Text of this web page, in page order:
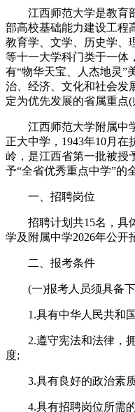
江西师范大学是教育部
部高校基础能力建设工程
教育学、文学、历史学、
等十一大学科门类于一体
有“物华天宝、人杰地灵”
治、经济、文化和社会发
定为优先发展的省属重点(
江西师范大学附属中学
正大中学，1943年10月
岭，是江西省第一批被授
予“全省优秀重点中学”的
一、招聘岗位
招聘计划共15名，具
学及附属中学2026年公开
二、报考条件
(一)报考人员须具备下
1.具有中华人民共和
2.遵守宪法和法律，拥
度;
3.具有良好的政治素质
4.具有招聘岗位所需的